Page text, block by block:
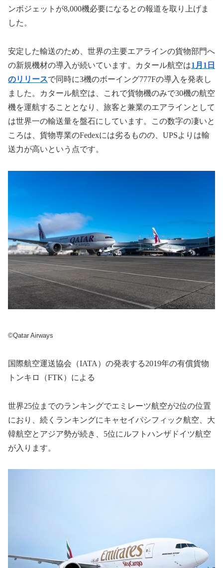
ンボジェットが8,000機必要になるとの報道を取り上げま
した。
安定した輸送のため、世界の主要エアラインの貨物部門へ
の新規機材の導入が続いています。カタール航空は1月1日
のリリースで同時に3機のボーイング777Fの導入を発表し
ました。カタール航空は、これで貨物機のみで30機の航空
機を運航することとなり、旅客と兼業のエアラインとして
は世界一の輸送量を盤石にしています。この数字の凄いと
ころは、貨物専業のFedexには劣るものの、 UPSよりは輸
送力が高いという点です。
©Qatar Airways
国際航空運送協会（IATA ）の発表する2019年の有償貨物
トンキロ（FTK）による
世界25位までのランキングでエミレーツ航空が2位の位置
におり、続くランキングにキャセイパシフィック航空、大
韓航空とアジア勢が続き、 5位にルフトハンザドイツ航空
が入ります。